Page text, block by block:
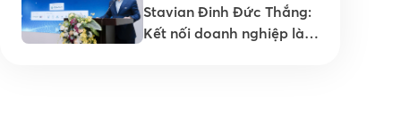
Stavian Đinh Đức Thắng:
Kết nối doanh nghiệp là